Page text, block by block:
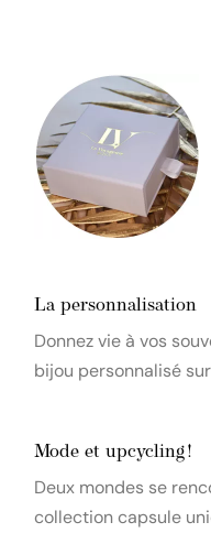
La personnalisation
Donnez vie à vos
bijou personnalisé
Mode et upcycling !
Deux mondes se
collection capsule